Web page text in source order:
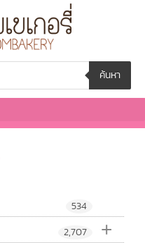
ค้นหา
534
+
2,707